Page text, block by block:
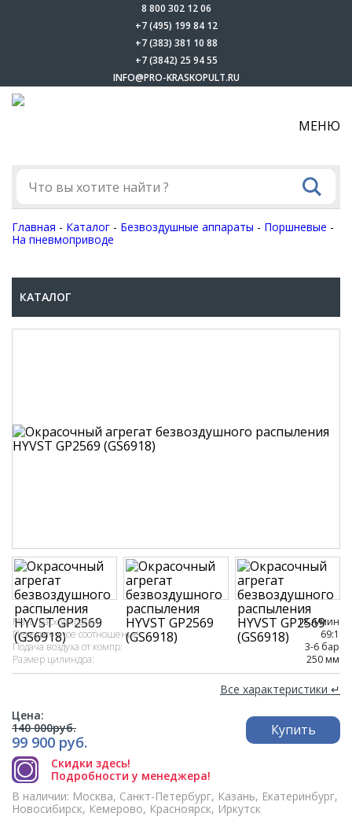
8 800 302 12 06
+7 (495) 199 84 12
+7 (383) 381 10 88
+7 (3842) 25 94 55
INFO@PRO-KRASKOPULT.RU
МЕНЮ
Главная - Каталог - Безвоздушные аппараты - Поршневые -
На пневмоприводе
КАТАЛОГ
Макс. расход краски:
18 л/мин
Передаточное соотношение:
69:1
Подача воздуха от компр:
3-6 бар
Размер цилиндра:
250 мм
Все характеристики ↵
Цена:
140 000руб.
99 900 руб.
Купить
Скидки здесь!
Подробности у менеджера!
В наличии: Москва, Санкт-Петербург, Казань, Екатеринбург,
Новосибирск, Кемерово, Красноярск, Иркутск